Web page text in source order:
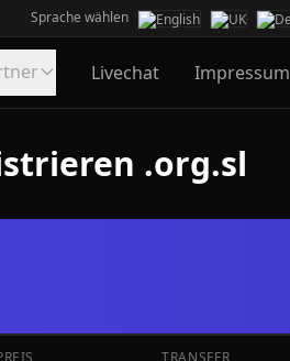
Sprache wählen
Livechat Impressum
.org.sl
TRANSFER